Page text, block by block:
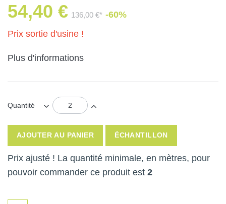
54,40 € 136,00 €* -60%
Prix sortie d'usine !
Plus d'informations
Quantité
AJOUTER AU PANIER ÉCHANTILLON
Prix ajusté ! La quantité minimale, en mètres, pour
pouvoir commander ce produit est 2